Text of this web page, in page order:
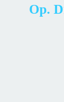
Op.